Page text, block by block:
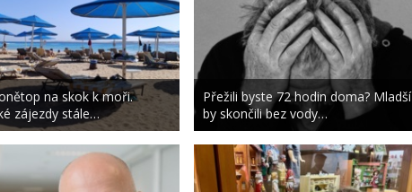
na skok k moři.
zájezdy stále…
Přežili byste 72 hodin doma? Mladší
by skončili bez vody…